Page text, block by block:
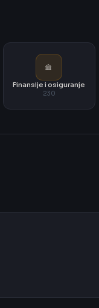
Finansije i osiguranje
230